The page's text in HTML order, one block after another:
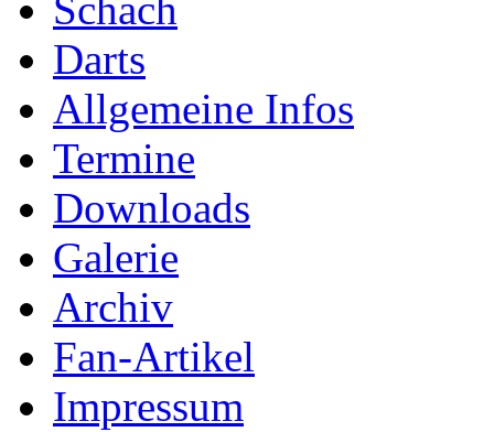
Schach
Darts
Allgemeine Infos
Termine
Downloads
Galerie
Archiv
Fan-Artikel
Impressum